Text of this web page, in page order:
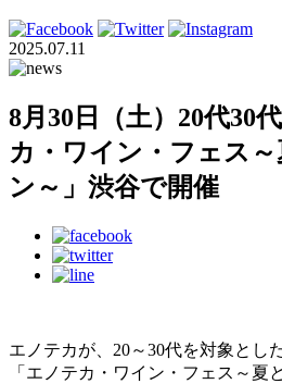
2025.07.11
8月30日（土）20代30
カ・ワイン・フェス
ン～」渋谷で開催
エノテカが、20～30代を対象とし
「エノテカ・ワイン・フェス～夏